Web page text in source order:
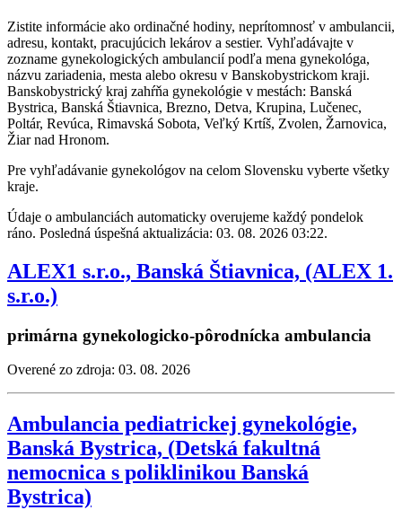
Zistite informácie ako ordinačné hodiny, neprítomnosť v ambulancii,
adresu, kontakt, pracujúcich lekárov a sestier. Vyhľadávajte v
zozname gynekologických ambulancií podľa mena gynekológa,
názvu zariadenia, mesta alebo okresu v Banskobystrickom kraji.
Banskobystrický kraj zahŕňa gynekológie v mestách: Banská
Bystrica, Banská Štiavnica, Brezno, Detva, Krupina, Lučenec,
Poltár, Revúca, Rimavská Sobota, Veľký Krtíš, Zvolen, Žarnovica,
Žiar nad Hronom.
Pre vyhľadávanie gynekológov na celom Slovensku vyberte všetky
kraje.
Údaje o ambulanciách automaticky overujeme každý pondelok
ráno. Posledná úspešná aktualizácia: 03. 08. 2026 03:22.
ALEX1 s.r.o., Banská Štiavnica, (ALEX 1.
s.r.o.)
primárna gynekologicko-pôrodnícka ambulancia
Overené zo zdroja: 03. 08. 2026
Ambulancia pediatrickej gynekológie,
Banská Bystrica, (Detská fakultná
nemocnica s poliklinikou Banská
Bystrica)